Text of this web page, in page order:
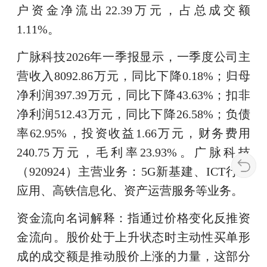
户资金净流出22.39万元，占总成交额
1.11%。
广脉科技2026年一季报显示，一季度公司主
营收入8092.86万元，同比下降0.18%；归母
净利润397.39万元，同比下降43.63%；扣非
净利润512.43万元，同比下降26.58%；负债
率62.95%，投资收益1.66万元，财务费用
240.75万元，毛利率23.93%。广脉科技
（920924）主营业务：5G新基建、ICT行业
应用、高铁信息化、资产运营服务等业务。
资金流向名词解释：指通过价格变化反推资
金流向。股价处于上升状态时主动性买单形
成的成交额是推动股价上涨的力量，这部分